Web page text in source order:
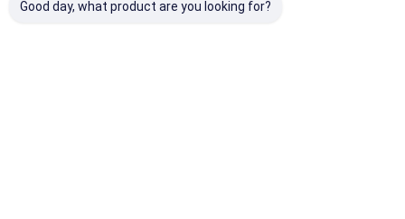
Good day, what product are you looking for?